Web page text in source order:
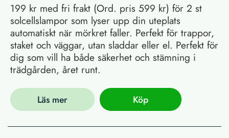
199 kr med fri frakt (Ord. pris 599 kr) för 2 st
solcellslampor som lyser upp din uteplats
automatiskt när mörkret faller. Perfekt för trappor,
staket och väggar, utan sladdar eller el. Perfekt för
dig som vill ha både säkerhet och stämning i
trädgården, året runt.
Läs mer Köp